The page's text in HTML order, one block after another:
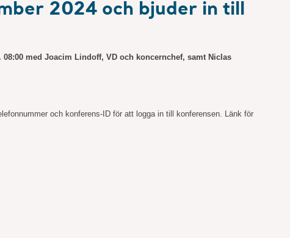
2024 och bjuder in till
med Joacim Lindoff, VD och koncernchef, samt Niclas
och konferens-ID för att logga in till konferensen. Länk för